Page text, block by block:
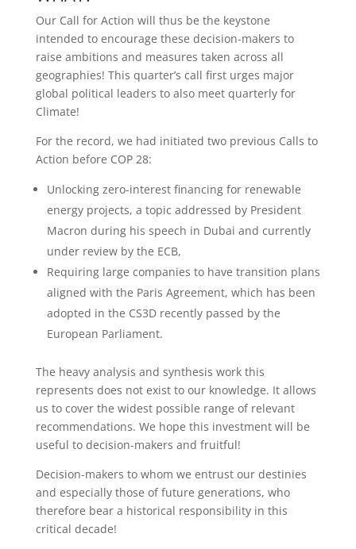
Our Call for Action will thus be the keystone
intended to encourage these decision-makers to
raise ambitions and measures taken across all
geographies! This quarter’s call first urges major
global political leaders to also meet quarterly for
Climate!
For the record, we had initiated two previous Calls to
Action before COP 28:
Unlocking zero-interest financing for renewable
energy projects, a topic addressed by President
Macron during his speech in Dubai and currently
under review by the ECB,
Requiring large companies to have transition plans
aligned with the Paris Agreement, which has been
adopted in the CS3D recently passed by the
European Parliament.
The heavy analysis and synthesis work this
represents does not exist to our knowledge. It allows
us to cover the widest possible range of relevant
recommendations. We hope this investment will be
useful to decision-makers and fruitful!
Decision-makers to whom we entrust our destinies
and especially those of future generations, who
therefore bear a historical responsibility in this
critical decade!